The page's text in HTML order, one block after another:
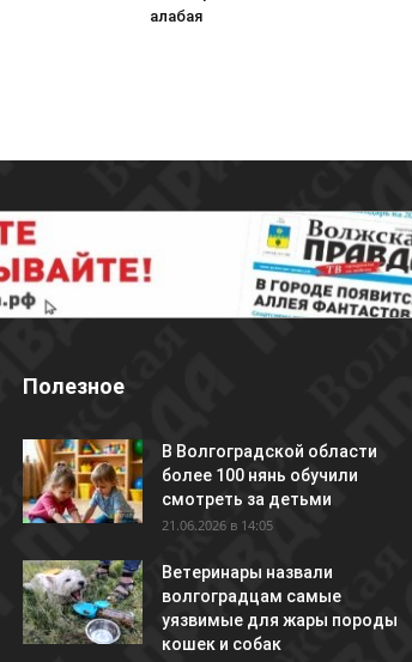
алабая
Полезное
В Волгоградской области
более 100 нянь обучили
смотреть за детьми
21.06.2026 в 14:05
Ветеринары назвали
волгоградцам самые
уязвимые для жары породы
кошек и собак